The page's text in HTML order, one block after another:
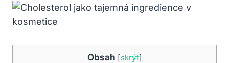
Obsah [skrýt]